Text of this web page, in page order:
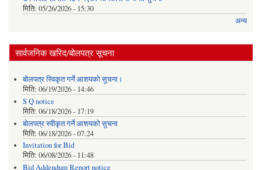
मिति: 05/26/2026 - 15:30
अन्य
सार्वजनिक खरिद/बोलपत्र सूचना
बोलपत्र स्विकृत गर्ने आशयको सुचना।
मिति: 06/19/2026 - 14:46
S Q notice
मिति: 06/18/2026 - 17:19
बोलपत्र स्वीकृत गर्ने आशयको सुचना
मिति: 06/18/2026 - 07:24
Invitation for Bid
मिति: 06/08/2026 - 11:48
Bid Addendum Report notice